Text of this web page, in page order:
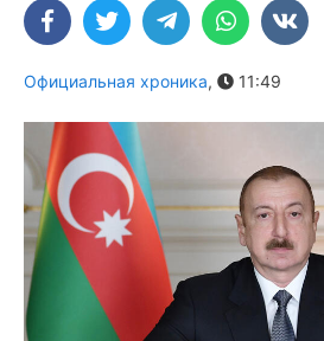
Официальная хроника, 11:49